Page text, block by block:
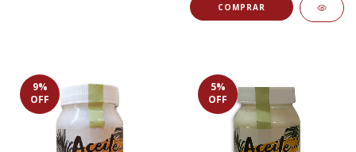
9%
OFF
5%
OFF